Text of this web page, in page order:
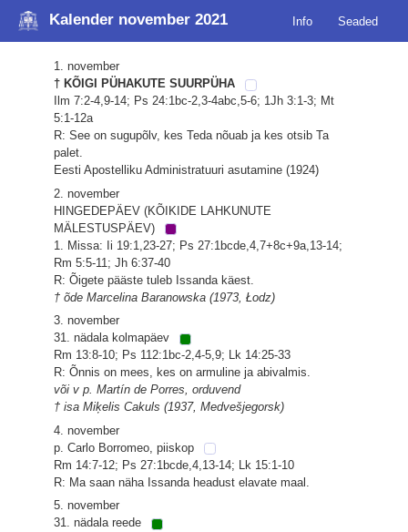
Kalender november 2021 Info Seaded
1. november
† KÕIGI PÜHAKUTE SUURPÜHA
Ilm 7:2-4,9-14; Ps 24:1bc-2,3-4abc,5-6; 1Jh 3:1-3; Mt
5:1-12a
R: See on sugupõlv, kes Teda nõuab ja kes otsib Ta
palet.
Eesti Apostelliku Administratuuri asutamine (1924)
2. november
HINGEDEPÄEV (KÕIKIDE LAHKUNUTE
MÄLESTUSPÄEV)
1. Missa: Ii 19:1,23-27; Ps 27:1bcde,4,7+8c+9a,13-14;
Rm 5:5-11; Jh 6:37-40
R: Õigete pääste tuleb Issanda käest.
† õde Marcelina Baranowska (1973, Łodz)
3. november
31. nädala kolmapäev
Rm 13:8-10; Ps 112:1bc-2,4-5,9; Lk 14:25-33
R: Õnnis on mees, kes on armuline ja abivalmis.
või v p. Martín de Porres, orduvend
† isa Miķelis Cakuls (1937, Medvešjegorsk)
4. november
p. Carlo Borromeo, piiskop
Rm 14:7-12; Ps 27:1bcde,4,13-14; Lk 15:1-10
R: Ma saan näha Issanda headust elavate maal.
5. november
31. nädala reede